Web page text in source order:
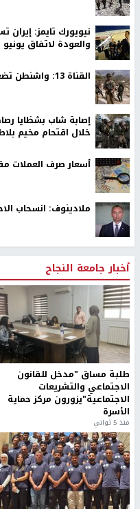
نيويورك تايمز:
والعودة لاتفاق يونيو
القناة 13: واشنطن تضغط لإنهاء القتال في 3 جبهات
إصابة شاب بشظايا
خلال اقتحام مخيم
أسعار صرف العملات
ملادينوف: انسحاب
أخبار جامعة النجاح
طلبة مساق "مدخل للقانون
الاجتماعي والتشريعات
الاجتماعية"يزورون مركز حماية
الأسرة
منذ 5 ثواني